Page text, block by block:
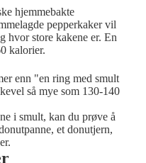
hjemmebakte
pepperkaker vil
hvor store kakene er. En
kalorier.
enn "en ring med smult
så mye som 130-140
i smult, kan du prøve å
et donutjern,